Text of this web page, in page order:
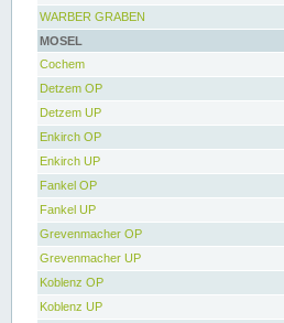
WARBER GRABEN
MOSEL
Cochem
Detzem OP
Detzem UP
Enkirch OP
Enkirch UP
Fankel OP
Fankel UP
Grevenmacher OP
Grevenmacher UP
Koblenz OP
Koblenz UP